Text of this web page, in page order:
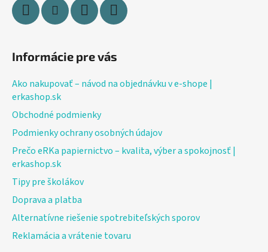
Informácie pre vás
Ako nakupovať – návod na objednávku v e-shope |
erkashop.sk
Obchodné podmienky
Podmienky ochrany osobných údajov
Prečo eRKa papiernictvo – kvalita, výber a spokojnosť |
erkashop.sk
Tipy pre školákov
Doprava a platba
Alternatívne riešenie spotrebiteľských sporov
Reklamácia a vrátenie tovaru